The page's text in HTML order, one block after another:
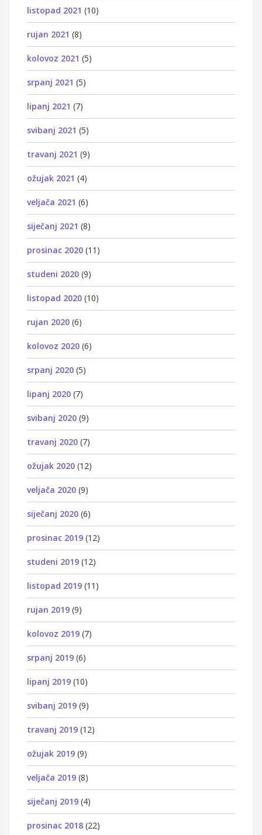
listopad 2021 (10)
rujan 2021 (8)
kolovoz 2021 (5)
srpanj 2021 (5)
lipanj 2021 (7)
svibanj 2021 (5)
travanj 2021 (9)
ožujak 2021 (4)
veljača 2021 (6)
siječanj 2021 (8)
prosinac 2020 (11)
studeni 2020 (9)
listopad 2020 (10)
rujan 2020 (6)
kolovoz 2020 (6)
srpanj 2020 (5)
lipanj 2020 (7)
svibanj 2020 (9)
travanj 2020 (7)
ožujak 2020 (12)
veljača 2020 (9)
siječanj 2020 (6)
prosinac 2019 (12)
studeni 2019 (12)
listopad 2019 (11)
rujan 2019 (9)
kolovoz 2019 (7)
srpanj 2019 (6)
lipanj 2019 (10)
svibanj 2019 (9)
travanj 2019 (12)
ožujak 2019 (9)
veljača 2019 (8)
siječanj 2019 (4)
prosinac 2018 (22)